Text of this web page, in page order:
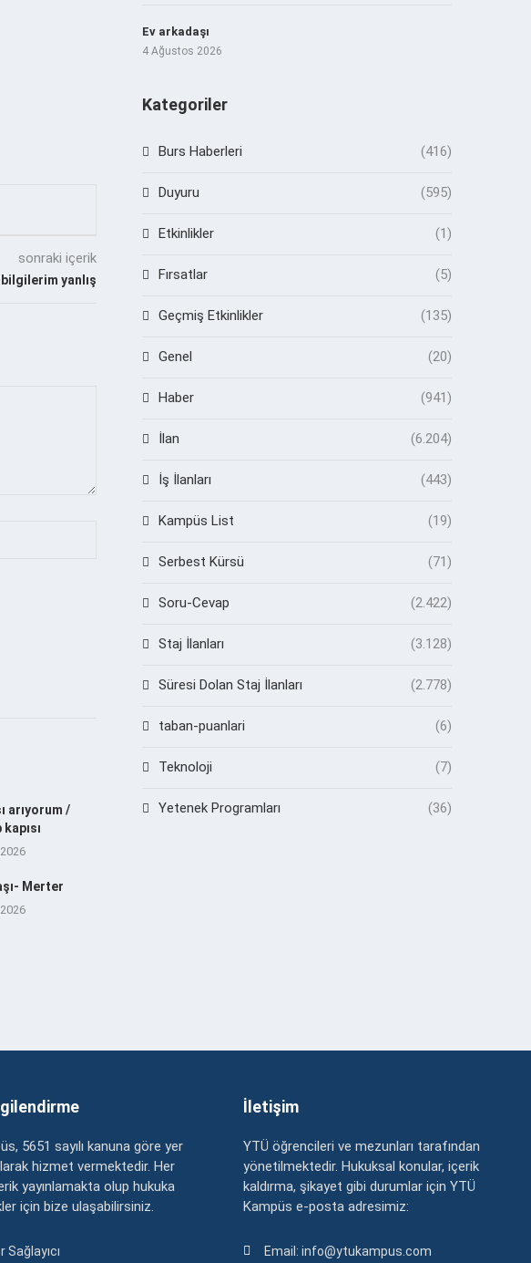
sonraki içerik
yanlış
arıyorum /
Merter
Ev arkadaşı
4 Ağustos 2026
Kategoriler
Burs Haberleri (416)
Duyuru (595)
Etkinlikler (1)
Fırsatlar (5)
Geçmiş Etkinlikler (135)
Genel (20)
Haber (941)
İlan (6.204)
İş İlanları (443)
Kampüs List (19)
Serbest Kürsü (71)
Soru-Cevap (2.422)
Staj İlanları (3.128)
Süresi Dolan Staj İlanları (2.778)
taban-puanlari (6)
Teknoloji (7)
Yetenek Programları (36)
5651 sayılı kanuna göre yer
hizmet vermektedir. Her
yayınlamakta olup hukuka
için bize ulaşabilirsiniz.
Sağlayıcı
İletişim
YTÜ öğrencileri ve mezunları tarafından
yönetilmektedir. Hukuksal konular, içerik
kaldırma, şikayet gibi durumlar için YTÜ
Kampüs e-posta adresimiz:
Email: info@ytukampus.com